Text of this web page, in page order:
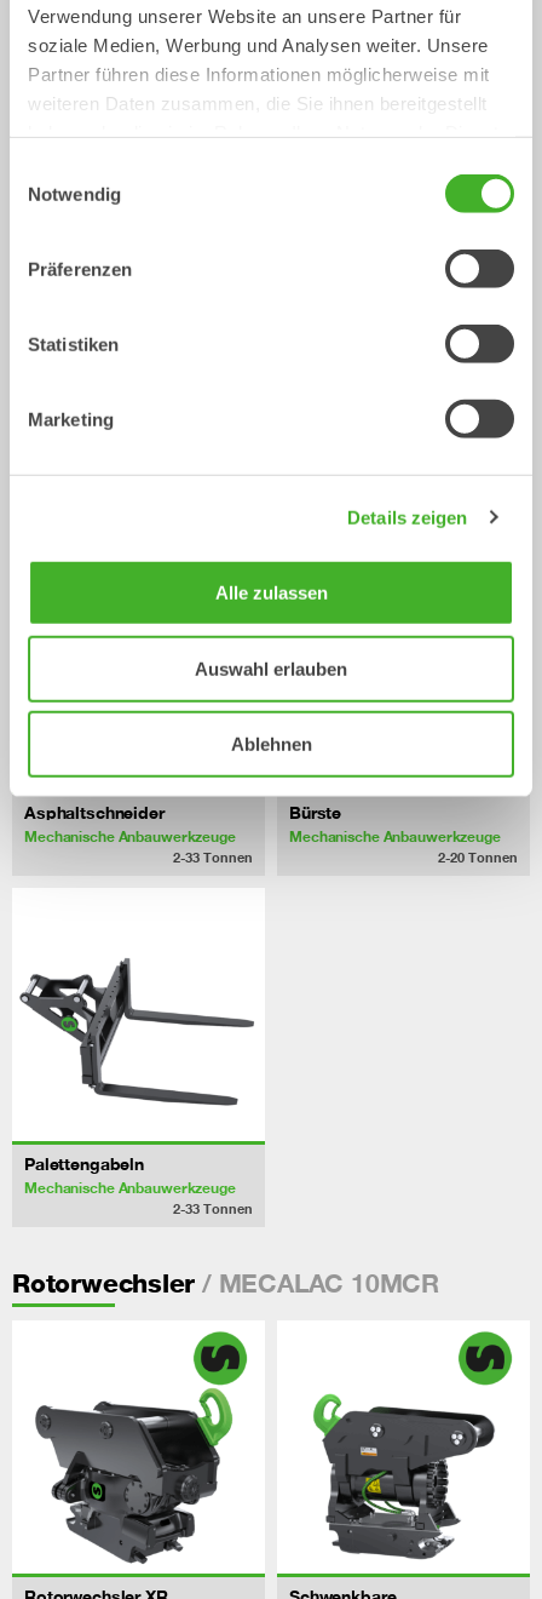
Verwendung unserer Website an unsere Partner für
soziale Medien, Werbung und Analysen weiter. Unsere
Partner führen diese Informationen möglicherweise mit
weiteren Daten zusammen, die Sie ihnen bereitgestellt
Notwendig
Präferenzen
Statistiken
Marketing
Details zeigen
Alle zulassen
Auswahl erlauben
Ablehnen
Kabellöffel
Löffel 0-40Tonnen
Mechanische Anbauwerkzeuge/
MECALAC 10MCR
Asphaltschneider
Mechanische Anbauwerkzeuge
2-33 Tonnen
Bürste
Mechanische Anbauwerkzeuge
2-20 Tonnen
Palettengabeln
Mechanische Anbauwerkzeuge
2-33 Tonnen
Rotorwechsler / MECALAC 10MCR